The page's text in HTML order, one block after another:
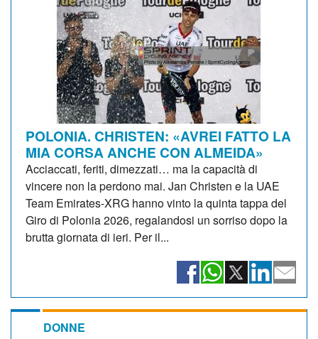
POLONIA. CHRISTEN: «AVREI FATTO LA
MIA CORSA ANCHE CON ALMEIDA»
Acciaccati, feriti, dimezzati… ma la capacità di
vincere non la perdono mai. Jan Christen e la UAE
Team Emirates-XRG hanno vinto la quinta tappa del
Giro di Polonia 2026, regalandosi un sorriso dopo la
brutta giornata di ieri. Per il...
DONNE